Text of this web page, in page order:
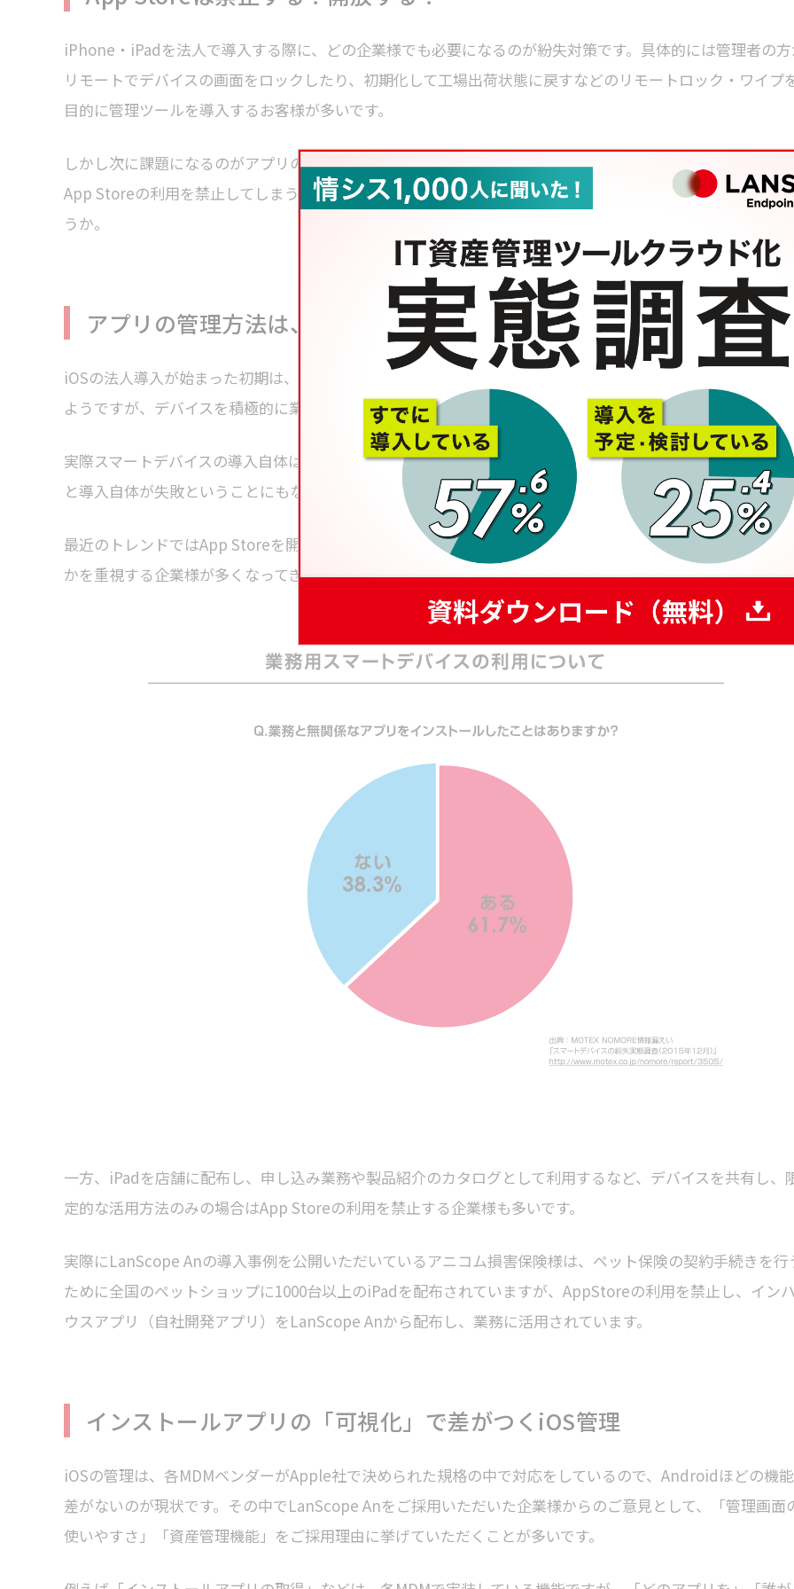
iPhone・iPadを法人で導入する際に、どの企業様でも必要になるのが紛失対策です。具体的には管理者の
リモートでデバイスの画面をロックしたり、初期化して工場出荷状態に戻すなどのリモートロック・ワイプ
目的に管理ツールを導入するお客様が多いです。
しかし次に課題になるのがアプリの管理です。利用者の利便性を保つために自由に利用させるのか？それと
App Storeの利用を禁止してしまうのか？既にiOSを導入している皆様はどのように管理をされているのでし
うか。
アプリの管理方法は、デバイスの用途によって分かれる
iOSの法人導入が始まった初期は、なんとなく怖いというイメージでApp Storeを禁止するパターンが多かっ
ようですが、デバイスを積極的に業務活用したいと考える人ほど、自由にアプリを利用したいと考えます。
実際スマートデバイスの導入自体は業務の効率化や生産性の向上を目的としているので、利便性が損なわれ
と導入自体が失敗ということにもなりかねません。
最近のトレンドではApp Storeを開放する代わりに、インストールされたアプリをいかに管理者側で把握す
かを重視する企業様が多くなってきています。
一方、iPadを店舗に配布し、申し込み業務や製品紹介のカタログとして利用するなど、デバイスを共有し、
定的な活用方法のみの場合はApp Storeの利用を禁止する企業様も多いです。
実際にLanScope Anの導入事例を公開いただいているアニコム損害保険様は、ペット保険の契約手続きを行
ために全国のペットショップに1000台以上のiPadを配布されていますが、AppStoreの利用を禁止し、イン
ウスアプリ（自社開発アプリ）をLanScope Anから配布し、業務に活用されています。
インストールアプリの「可視化」で差がつくiOS管理
iOSの管理は、各MDMベンダーがApple社で決められた規格の中で対応をしているので、Androidほどの機能
差がないのが現状です。その中でLanScope Anをご採用いただいた企業様からのご意見として、「管理画面
使いやすさ」「資産管理機能」をご採用理由に挙げていただくことが多いです。